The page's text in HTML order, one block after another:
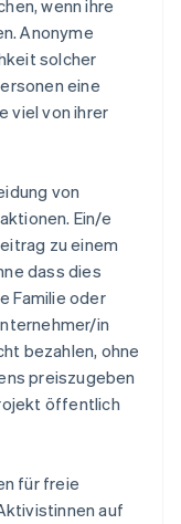
wenn ihre
Anonyme
solcher
eine
viel von ihrer
von
Ein/e
zu einem
dass dies
Familie oder
in
bezahlen, ohne
preiszugeben
öffentlich
für freie
auf